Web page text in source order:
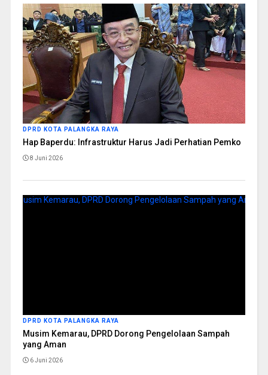
DPRD KOTA PALANGKA RAYA
Hap Baperdu: Infrastruktur Harus Jadi Perhatian Pemko
8 Juni 2026
DPRD KOTA PALANGKA RAYA
Musim Kemarau, DPRD Dorong Pengelolaan Sampah
yang Aman
6 Juni 2026